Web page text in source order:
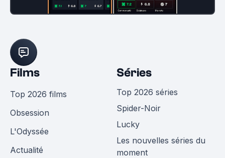
Films
Top 2026 films
Obsession
L'Odyssée
Actualité
Séries
Top 2026 séries
Spider-Noir
Lucky
Les nouvelles séries du
moment